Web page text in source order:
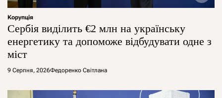
Корупція
Сербія виділить €2 млн на українську
енергетику та допоможе відбудувати одне з
міст
9 Серпня, 2026Федоренко Світлана